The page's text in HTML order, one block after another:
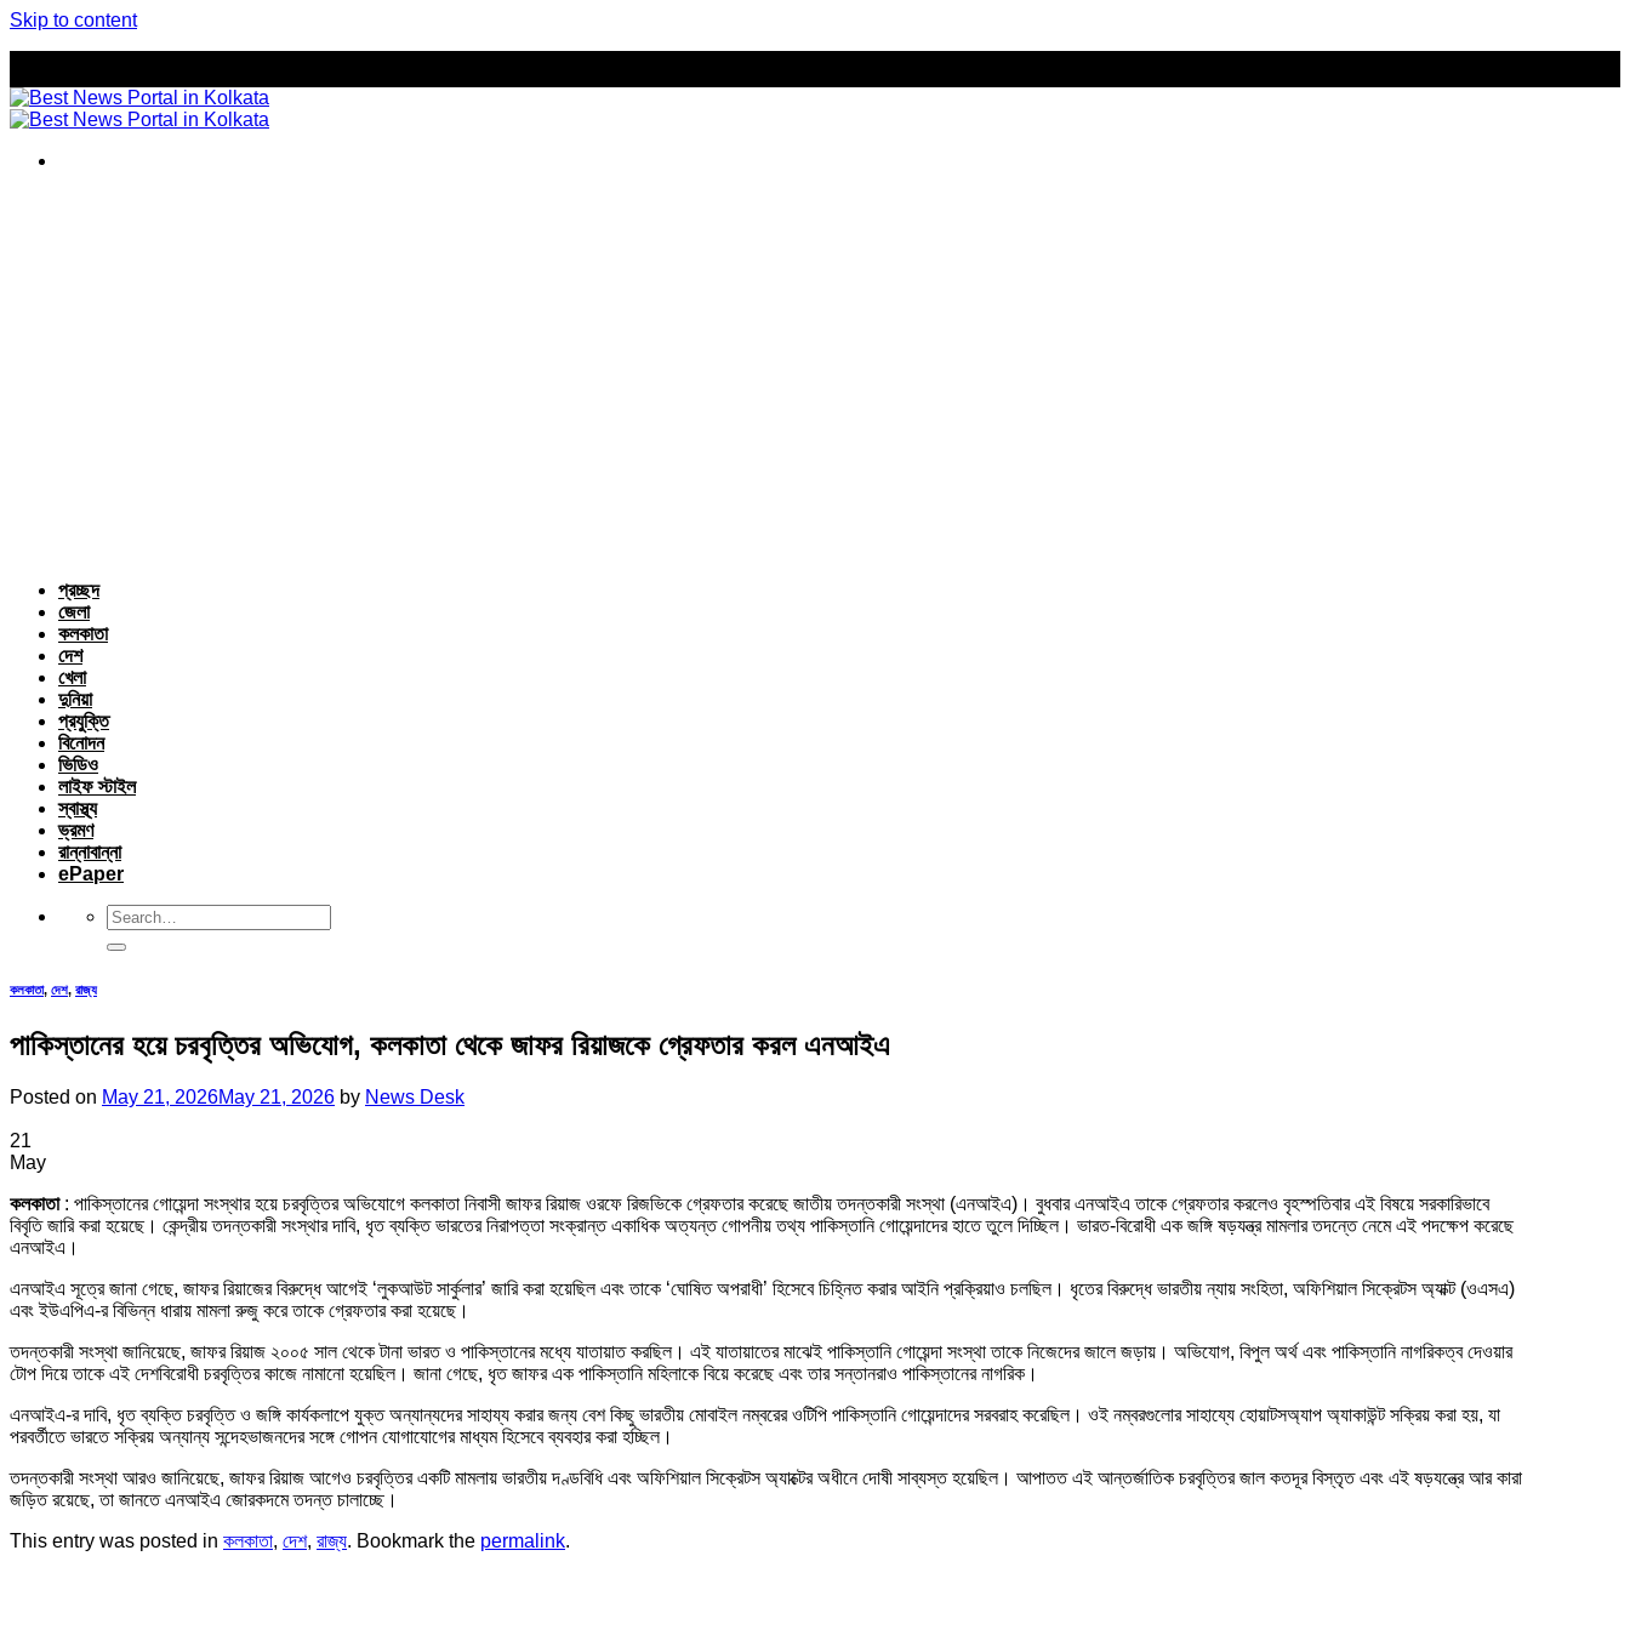
Skip to content
প্রচ্ছদ
জেলা
কলকাতা
দেশ
খেলা
দুনিয়া
প্রযুক্তি
বিনোদন
ভিডিও
লাইফ স্টাইল
স্বাস্থ্য
ভ্রমণ
রান্নাবান্না
ePaper
কলকাতা, দেশ, রাজ্য
পাকিস্তানের হয়ে চরবৃত্তির অভিযোগ, কলকাতা থেকে জাফর রিয়াজকে গ্রেফতার করল এনআইএ
Posted on May 21, 2026May 21, 2026 by News Desk
21
May
কলকাতা : পাকিস্তানের গোয়েন্দা সংস্থার হয়ে চরবৃত্তির অভিযোগে কলকাতা নিবাসী জাফর রিয়াজ ওরফে রিজভিকে গ্রেফতার করেছে জাতীয় তদন্তকারী সংস্থা (এনআইএ)। বুধবার এনআইএ তাকে গ্রেফতার করলেও বৃহস্পতিবার এই বিষয়ে সরকারিভাবে
বিবৃতি জারি করা হয়েছে। কেন্দ্রীয় তদন্তকারী সংস্থার দাবি, ধৃত ব্যক্তি ভারতের নিরাপত্তা সংক্রান্ত একাধিক অত্যন্ত গোপনীয় তথ্য পাকিস্তানি গোয়েন্দাদের হাতে তুলে দিচ্ছিল। ভারত-বিরোধী এক জঙ্গি ষড়যন্ত্র মামলার তদন্তে নেমে এই পদক্ষেপ করেছে
এনআইএ।
এনআইএ সূত্রে জানা গেছে, জাফর রিয়াজের বিরুদ্ধে আগেই ‘লুকআউট সার্কুলার’ জারি করা হয়েছিল এবং তাকে ‘ঘোষিত অপরাধী’ হিসেবে চিহ্নিত করার আইনি প্রক্রিয়াও চলছিল। ধৃতের বিরুদ্ধে ভারতীয় ন্যায় সংহিতা, অফিশিয়াল সিক্রেটস অ্যাক্ট (ওএসএ)
এবং ইউএপিএ-র বিভিন্ন ধারায় মামলা রুজু করে তাকে গ্রেফতার করা হয়েছে।
তদন্তকারী সংস্থা জানিয়েছে, জাফর রিয়াজ ২০০৫ সাল থেকে টানা ভারত ও পাকিস্তানের মধ্যে যাতায়াত করছিল। এই যাতায়াতের মাঝেই পাকিস্তানি গোয়েন্দা সংস্থা তাকে নিজেদের জালে জড়ায়। অভিযোগ, বিপুল অর্থ এবং পাকিস্তানি নাগরিকত্ব দেওয়ার
টোপ দিয়ে তাকে এই দেশবিরোধী চরবৃত্তির কাজে নামানো হয়েছিল। জানা গেছে, ধৃত জাফর এক পাকিস্তানি মহিলাকে বিয়ে করেছে এবং তার সন্তানরাও পাকিস্তানের নাগরিক।
এনআইএ-র দাবি, ধৃত ব্যক্তি চরবৃত্তি ও জঙ্গি কার্যকলাপে যুক্ত অন্যান্যদের সাহায্য করার জন্য বেশ কিছু ভারতীয় মোবাইল নম্বরের ওটিপি পাকিস্তানি গোয়েন্দাদের সরবরাহ করেছিল। ওই নম্বরগুলোর সাহায্যে হোয়াটসঅ্যাপ অ্যাকাউন্ট সক্রিয় করা হয়, যা
পরবর্তীতে ভারতে সক্রিয় অন্যান্য সন্দেহভাজনদের সঙ্গে গোপন যোগাযোগের মাধ্যম হিসেবে ব্যবহার করা হচ্ছিল।
তদন্তকারী সংস্থা আরও জানিয়েছে, জাফর রিয়াজ আগেও চরবৃত্তির একটি মামলায় ভারতীয় দণ্ডবিধি এবং অফিশিয়াল সিক্রেটস অ্যাক্টের অধীনে দোষী সাব্যস্ত হয়েছিল। আপাতত এই আন্তর্জাতিক চরবৃত্তির জাল কতদূর বিস্তৃত এবং এই ষড়যন্ত্রে আর কারা
জড়িত রয়েছে, তা জানতে এনআইএ জোরকদমে তদন্ত চালাচ্ছে।
This entry was posted in কলকাতা, দেশ, রাজ্য. Bookmark the permalink.